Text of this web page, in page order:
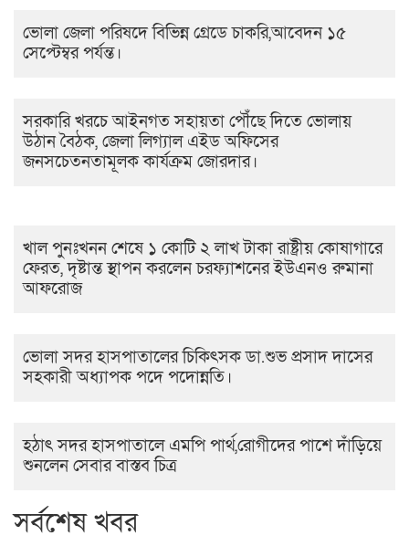
ভোলা জেলা পরিষদে বিভিন্ন গ্রেডে চাকরি,আবেদন ১৫
সেপ্টেম্বর পর্যন্ত।
সরকারি খরচে আইনগত সহায়তা পৌঁছে দিতে ভোলায়
উঠান বৈঠক, জেলা লিগ্যাল এইড অফিসের
জনসচেতনতামূলক কার্যক্রম জোরদার।
খাল পুনঃখনন শেষে ১ কোটি ২ লাখ টাকা রাষ্ট্রীয় কোষাগারে
ফেরত, দৃষ্টান্ত স্থাপন করলেন চরফ্যাশনের ইউএনও রুমানা
আফরোজ
ভোলা সদর হাসপাতালের চিকিৎসক ডা.শুভ প্রসাদ দাসের
সহকারী অধ্যাপক পদে পদোন্নতি।
হঠাৎ সদর হাসপাতালে এমপি পার্থ,রোগীদের পাশে দাঁড়িয়ে
শুনলেন সেবার বাস্তব চিত্র
সর্বশেষ খবর